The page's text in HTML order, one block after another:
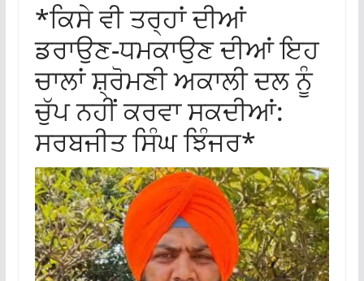
*ਕਿਸੇ ਵੀ ਤਰ੍ਹਾਂ ਦੀਆਂ
ਡਰਾਉਣ-ਧਮਕਾਉਣ ਦੀਆਂ ਇਹ
ਚਾਲਾਂ ਸ਼੍ਰੋਮਣੀ ਅਕਾਲੀ ਦਲ ਨੂੰ
ਚੁੱਪ ਨਹੀਂ ਕਰਵਾ ਸਕਦੀਆਂ:
ਸਰਬਜੀਤ ਸਿੰਘ ਝਿੰਜਰ*